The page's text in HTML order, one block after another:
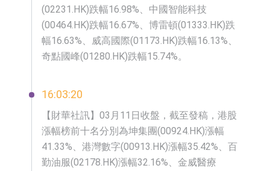
(02231.HK)跌幅16.98%、中國智能科技
(00464.HK)跌幅16.67%、博雷頓(01333.HK)跌
幅16.63%、威高國際(01173.HK)跌幅16.13%、
奇點國峰(01280.HK)跌幅15.74%。
16:03:20
【財華社訊】03月11日收盤，截至發稿，港股
漲幅榜前十名分別為坤集團(00924.HK)漲幅
41.33%、港灣數字(00913.HK)漲幅35.42%、百
勤油服(02178.HK)漲幅32.16%、金威醫療